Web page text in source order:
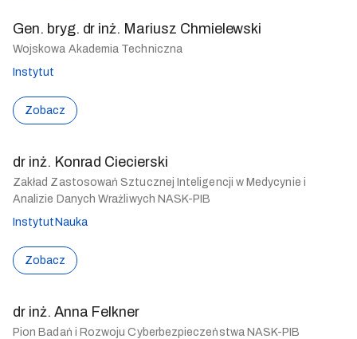
Gen. bryg. dr inż. Mariusz Chmielewski
Wojskowa Akademia Techniczna
Instytut
Zobacz
dr inż. Konrad Ciecierski
Zakład Zastosowań Sztucznej Inteligencji w Medycynie i
Analizie Danych Wrażliwych NASK-PIB
Instytut Nauka
Zobacz
dr inż. Anna Felkner
Pion Badań i Rozwoju Cyberbezpieczeństwa NASK-PIB